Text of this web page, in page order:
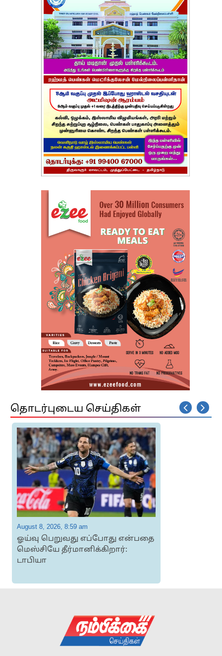
தொடர்புடைய செய்திகள்
August 8, 2026, 8:59 am
ஓய்வு பெறுவது எப்போது என்பதை
மெஸ்சியே தீர்மானிக்கிறார்:
டாபியா